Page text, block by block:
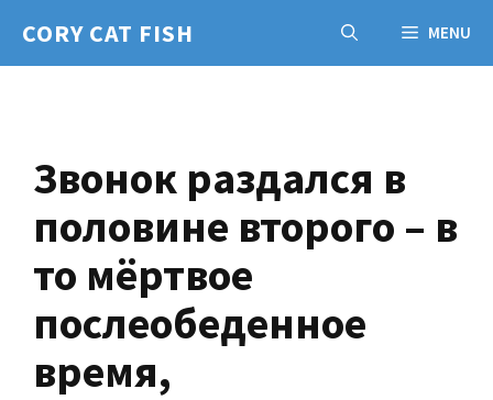
CORY CAT FISH MENU
Звонок раздался в
половине второго – в
то мёртвое
послеобеденное
время,